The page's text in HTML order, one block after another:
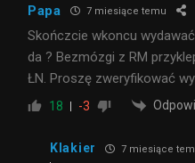
Papa 7 miesiące temu
Skończcie wkoncu
da ? Bezmózgi z RM
ŁN. Proszę zweryfikować
18 -3
Klakier 7 miesiące